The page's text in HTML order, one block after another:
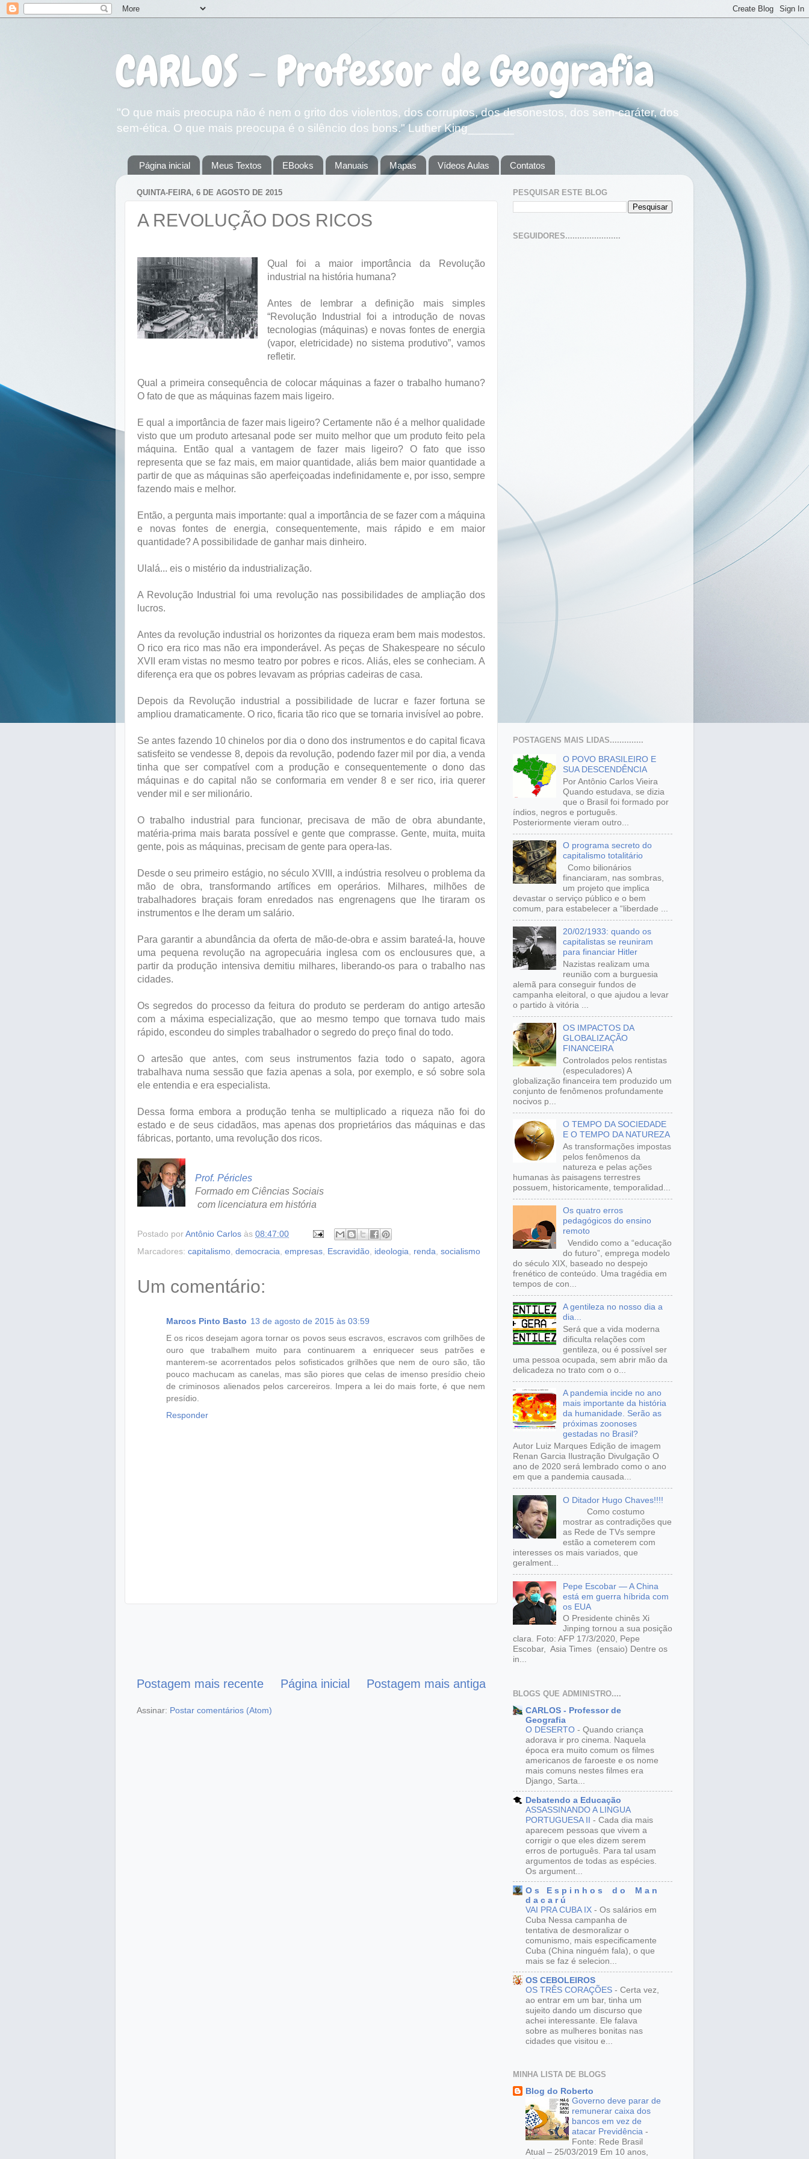
CARLOS - Professor de Geografia
"O que mais preocupa não é nem o grito dos violentos, dos corruptos, dos desonestos, dos sem-caráter, dos
sem-ética. O que mais preocupa é o silêncio dos bons." Luther King_______
Página inicial Meus Textos EBooks Manuais Mapas Vídeos Aulas Contatos
QUINTA-FEIRA, 6 DE AGOSTO DE 2015
A REVOLUÇÃO DOS RICOS
Qual foi a maior importância da Revolução
industrial na história humana?
Antes de lembrar a definição mais simples
“Revolução Industrial foi a introdução de novas
tecnologias (máquinas) e novas fontes de energia
(vapor, eletricidade) no sistema produtivo”, vamos
refletir.
Qual a primeira consequência de colocar máquinas a fazer o trabalho humano?
O fato de que as máquinas fazem mais ligeiro.
E qual a importância de fazer mais ligeiro? Certamente não é a melhor qualidade
visto que um produto artesanal pode ser muito melhor que um produto feito pela
máquina. Então qual a vantagem de fazer mais ligeiro? O fato que isso
representa que se faz mais, em maior quantidade, aliás bem maior quantidade a
partir de que as máquinas são aperfeiçoadas indefinidamente e, por isso, sempre
fazendo mais e melhor.
Então, a pergunta mais importante: qual a importância de se fazer com a máquina
e novas fontes de energia, consequentemente, mais rápido e em maior
quantidade? A possibilidade de ganhar mais dinheiro.
Ulalá... eis o mistério da industrialização.
A Revolução Industrial foi uma revolução nas possibilidades de ampliação dos
lucros.
Antes da revolução industrial os horizontes da riqueza eram bem mais modestos.
O rico era rico mas não era imponderável. As peças de Shakespeare no século
XVII eram vistas no mesmo teatro por pobres e ricos. Aliás, eles se conheciam. A
diferença era que os pobres levavam as próprias cadeiras de casa.
Depois da Revolução industrial a possibilidade de lucrar e fazer fortuna se
ampliou dramaticamente. O rico, ficaria tão rico que se tornaria invisível ao pobre.
Se antes fazendo 10 chinelos por dia o dono dos instrumentos e do capital ficava
satisfeito se vendesse 8, depois da revolução, podendo fazer mil por dia, a venda
tinha que ser compatível com a produção e consequentemente o dono das
máquinas e do capital não se conformaria em vender 8 e ser rico, iria querer
vender mil e ser milionário.
O trabalho industrial para funcionar, precisava de mão de obra abundante,
matéria-prima mais barata possível e gente que comprasse. Gente, muita, muita
gente, pois as máquinas, precisam de gente para opera-las.
Desde o seu primeiro estágio, no século XVIII, a indústria resolveu o problema da
mão de obra, transformando artífices em operários. Milhares, milhões de
trabalhadores braçais foram enredados nas engrenagens que lhe tiraram os
instrumentos e lhe deram um salário.
Para garantir a abundância da oferta de mão-de-obra e assim barateá-la, houve
uma pequena revolução na agropecuária inglesa com os enclousures que, a
partir da produção intensiva demitiu milhares, liberando-os para o trabalho nas
cidades.
Os segredos do processo da feitura do produto se perderam do antigo artesão
com a máxima especialização, que ao mesmo tempo que tornava tudo mais
rápido, escondeu do simples trabalhador o segredo do preço final do todo.
O artesão que antes, com seus instrumentos fazia todo o sapato, agora
trabalhava numa sessão que fazia apenas a sola, por exemplo, e só sobre sola
ele entendia e era especialista.
Dessa forma embora a produção tenha se multiplicado a riqueza não foi do
estado e de seus cidadãos, mas apenas dos proprietários das máquinas e das
fábricas, portanto, uma revolução dos ricos.
Prof. Péricles
Formado em Ciências Sociais
com licenciatura em história
Postado porAntônio Carlos às 08:47:00
Marcadores: capitalismo democracia empresas Escravidão ideologia renda socialismo
Um comentário:
Marcos Pinto Basto 13 de agosto de 2015 às 03:59
E os ricos desejam agora tornar os povos seus escravos, escravos com grilhões de
ouro que trabalhem muito para continuarem a enriquecer seus patrões e
manterem-se acorrentados pelos sofisticados grilhões que nem de ouro são, tão
pouco machucam as canelas, mas são piores que celas de imenso presídio cheio
de criminosos alienados pelos carcereiros. Impera a lei do mais forte, é que nem
presídio.
Responder
Postagem mais recente Postagem mais antiga
Página inicial
Assinar: Postar comentários (Atom)
PESQUISAR ESTE BLOG
SEGUIDORES.......................
POSTAGENS MAIS LIDAS..............
O POVO BRASILEIRO E
SUA DESCENDÊNCIA
Por Antônio Carlos Vieira
Quando estudava, se dizia
que o Brasil foi formado por
índios, negros e português.
Posteriormente vieram outro...
O programa secreto do
capitalismo totalitário
Como bilionários
financiaram, nas sombras,
um projeto que implica
devastar o serviço público e o bem
comum, para estabelecer a “liberdade ...
20/02/1933: quando os
capitalistas se reuniram
para financiar Hitler
Nazistas realizam uma
reunião com a burguesia
alemã para conseguir fundos de
campanha eleitoral, o que ajudou a levar
o partido à vitória ...
OS IMPACTOS DA
GLOBALIZAÇÃO
FINANCEIRA
Controlados pelos rentistas
(especuladores) A
globalização financeira tem produzido um
conjunto de fenômenos profundamente
nocivos p...
O TEMPO DA SOCIEDADE
E O TEMPO DA NATUREZA
As transformações impostas
pelos fenômenos da
natureza e pelas ações
humanas às paisagens terrestres
possuem, historicamente, temporalidad...
Os quatro erros
pedagógicos do ensino
remoto
Vendido como a “educação
do futuro”, emprega modelo
do século XIX, baseado no despejo
frenético de conteúdo. Uma tragédia em
tempos de con...
A gentileza no nosso dia a
dia...
Será que a vida moderna
dificulta relações com
gentileza, ou é possível ser
uma pessoa ocupada, sem abrir mão da
delicadeza no trato com o o...
A pandemia incide no ano
mais importante da história
da humanidade. Serão as
próximas zoonoses
gestadas no Brasil?
Autor Luiz Marques Edição de imagem
Renan Garcia Ilustração Divulgação O
ano de 2020 será lembrado como o ano
em que a pandemia causada...
O Ditador Hugo Chaves!!!!
Como costumo
mostrar as contradições que
as Rede de TVs sempre
estão a cometerem com
interesses os mais variados, que
geralment...
Pepe Escobar — A China
está em guerra híbrida com
os EUA
O Presidente chinês Xi
Jinping tornou a sua posição
clara. Foto: AFP 17/3/2020, Pepe
Escobar, Asia Times (ensaio) Dentre os
in...
BLOGS QUE ADMINISTRO....
CARLOS - Professor de
Geografia
O DESERTO - Quando criança
adorava ir pro cinema. Naquela
época era muito comum os filmes
americanos de faroeste e os nome
mais comuns nestes filmes era
Django, Sarta...
Debatendo a Educação
ASSASSINANDO A LINGUA
PORTUGUESA II - Cada dia mais
aparecem pessoas que vivem a
corrigir o que eles dizem serem
erros de português. Para tal usam
argumentos de todas as espécies.
Os argument...
O s E s p i n h o s d o M a n
d a c a r ú
VAI PRA CUBA IX - Os salários em
Cuba Nessa campanha de
tentativa de desmoralizar o
comunismo, mais especificamente
Cuba (China ninguém fala), o que
mais se faz é selecion...
OS CEBOLEIROS
OS TRÊS CORAÇÕES - Certa vez,
ao entrar em um bar, tinha um
sujeito dando um discurso que
achei interessante. Ele falava
sobre as mulheres bonitas nas
cidades que visitou e...
MINHA LISTA DE BLOGS
Blog do Roberto
Governo deve parar de
remunerar caixa dos
bancos em vez de
atacar Previdência -
Fonte: Rede Brasil
Atual – 25/03/2019 Em 10 anos,